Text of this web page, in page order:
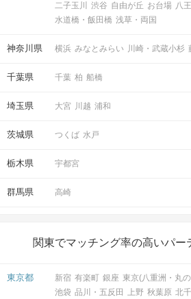
二子玉川
渋谷 自由が丘 お台場 八
水道橋・飯田橋 浅草・両国
神奈川県 横浜 みなとみらい 川崎・武蔵小杉
千葉県 千葉 柏 船橋
埼玉県 大宮 川越 浦和
茨城県 つくば 水戸
栃木県 宇都宮
群馬県 高崎
関東でマッチング率の高いパー
東京都 新宿 有楽町 銀座 東京(八重洲・丸
池袋 品川・五反田 上野 秋葉原 北